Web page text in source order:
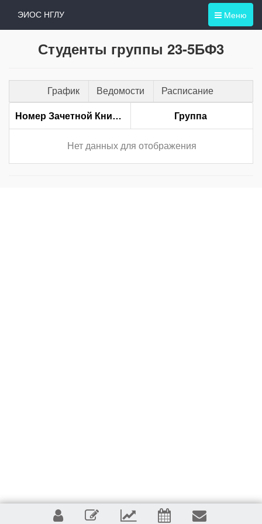
Меню
ЭИОС НГЛУ
Студенты группы 23-5БФ3
График Ведомости Расписание
Номер Зачетной Книжки Группа
Нет данных для отображения